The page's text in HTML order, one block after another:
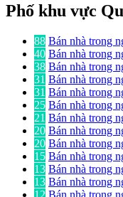
Phố khu vực
88 Bán nhà trong
40 Bán nhà trong
38 Bán nhà trong
31 Bán nhà trong
31 Bán nhà trong
25 Bán nhà trong
21 Bán nhà trong
20 Bán nhà trong
20 Bán nhà trong
15 Bán nhà trong
13 Bán nhà trong
13 Bán nhà trong
12 Bán nhà trong